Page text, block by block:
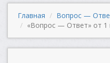
Главная
Вопрос —
«Вопрос — Ответ» от 1